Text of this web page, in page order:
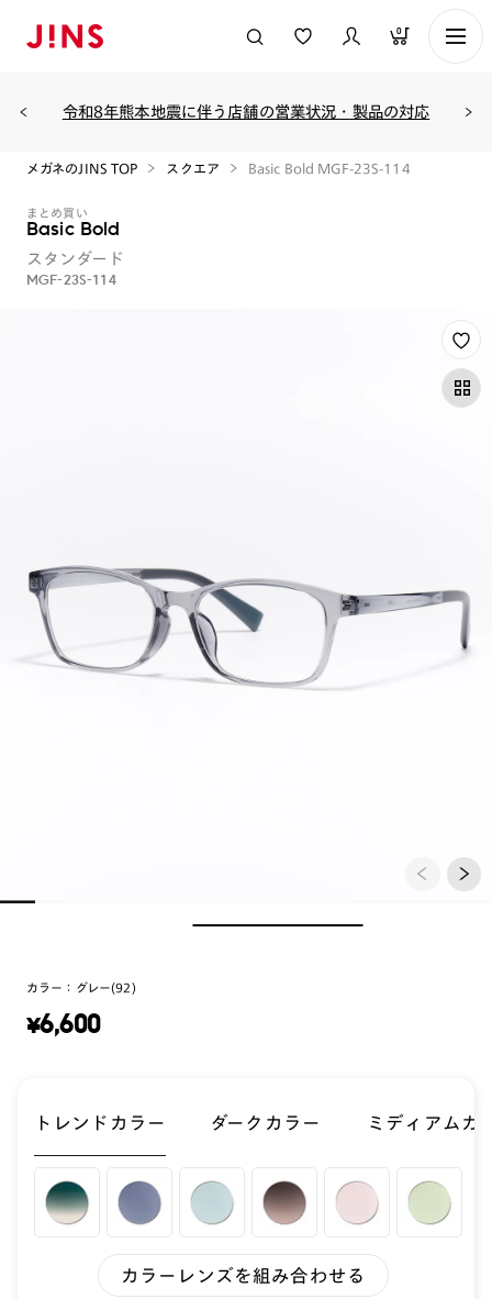
0
令和8年熊本地震に伴う店舗の営業状況・製品の対応
メガネのJINS TOP スクエア Basic Bold MGF-23S-114
まとめ買い
Basic Bold
スタンダード
MGF-23S-114
カラー： グレー(92)
¥6,600
トレンドカラー ダークカラー ミディアムカ
カラーレンズを組み合わせる